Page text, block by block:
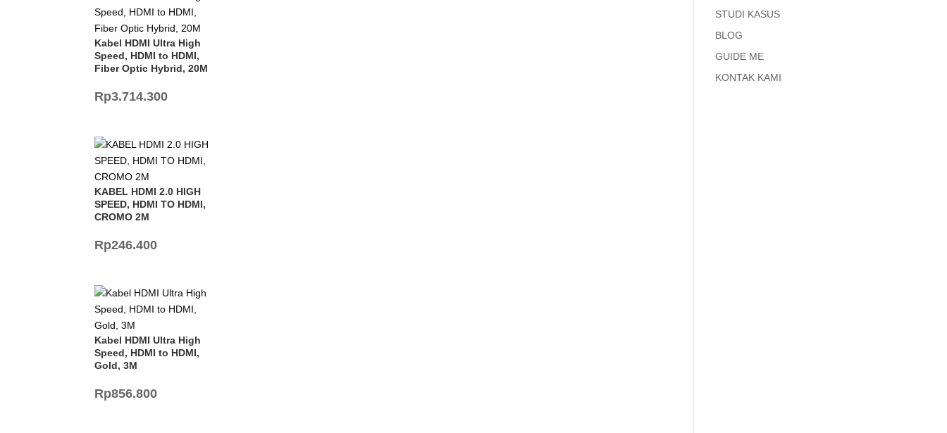
Kabel HDMI Ultra High
Speed, HDMI to HDMI,
Fiber Optic Hybrid, 20M
Rp3.714.300
KABEL HDMI 2.0 HIGH
SPEED, HDMI TO HDMI,
CROMO 2M
Rp246.400
Kabel HDMI Ultra High
Speed, HDMI to HDMI,
Gold, 3M
Rp856.800
STUDI KASUS
BLOG
GUIDE ME
KONTAK KAMI